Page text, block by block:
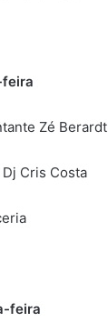
feira
Zé Berardt
Cris Costa
feira